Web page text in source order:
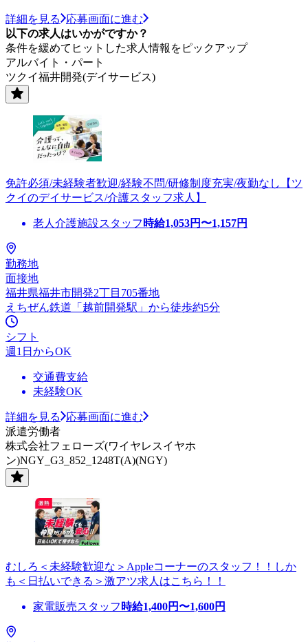
詳細を見る
応募画面に進む
以下の求人はいかがですか？
条件を緩めてヒットした求人情報をピックアップ
アルバイト・パート
ツクイ福井開発(デイサービス)
免許必須/未経験者歓迎/経験不問/研修制度充実/夜勤なし【ツ
クイのデイサービス/介護スタッフ求人】
老人介護施設スタッフ 時給1,053円〜1,157円
勤務地
面接地
福井県福井市開発2丁目705番地
えちぜん鉄道「越前開発駅」から徒歩約5分
シフト
週1日からOK
交通費支給
未経験OK
詳細を見る
応募画面に進む
派遣労働者
株式会社フェローズ(ワイヤレスイヤホ
ン)NGY_G3_852_1248T(A)(NGY)
むしろ＜未経験歓迎な＞Appleコーナーのスタッフ！！しか
も＜日払いできる＞激アツ求人はこちら！！
家電販売スタッフ 時給1,400円〜1,600円